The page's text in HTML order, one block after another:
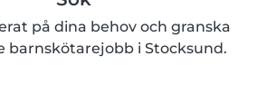
på dina behov och granska
barnskötarejobb i Stocksund.